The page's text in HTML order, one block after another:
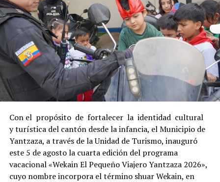
Con el propósito de fortalecer la identidad cultural
y turística del cantón desde la infancia, el Municipio de
Yantzaza, a través de la Unidad de Turismo, inauguró
este 5 de agosto la cuarta edición del programa
vacacional «Wekain El Pequeño Viajero Yantzaza 2026»,
cuyo nombre incorpora el término shuar Wekain, en